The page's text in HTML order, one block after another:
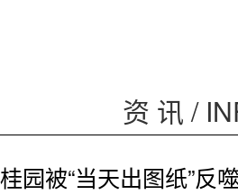
资 讯 /
园被“当天出图纸”反